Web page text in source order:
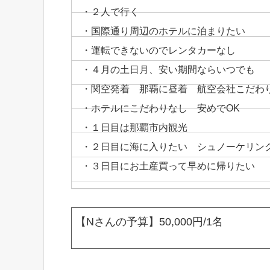
・２人で行く
・国際通り周辺のホテルに泊まりたい
・運転できないのでレンタカーなし
・４月の土日月、安い期間ならいつでも
・関空発着 那覇に昼着 航空会社こだわ
・ホテルにこだわりなし 安めでOK
・１日目は那覇市内観光
・２日目に海に入りたい シュノーケリン
・３日目にお土産買って早めに帰りたい
【Nさんの予算】50,000円/1名